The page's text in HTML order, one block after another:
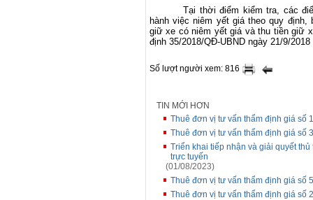
Tại thời điểm kiểm tra, các
hành việc niêm yết giá theo quy
giữ xe có niêm yết giá và thu tiền giữ
định 35/2018/QĐ-UBND ngày 21/9/2018
Số lượt người xem: 816
TIN MỚI HƠN
Thuê đơn vị tư vấn thẩm định giá số
Thuê đơn vị tư vấn thẩm định giá số
Triển khai tiếp nhận và giải quyết
trực tuyến
(01/08/2023)
Thuê đơn vị tư vấn thẩm định giá số
Thuê đơn vị tư vấn thẩm định giá số